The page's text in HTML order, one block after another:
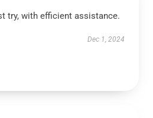
try, with efficient assistance.
Dec 1, 2024